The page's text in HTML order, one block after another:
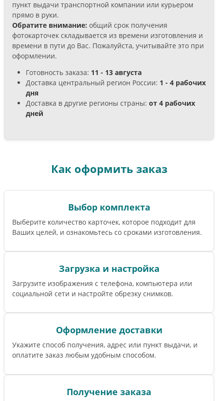
пункт выдачи транспортной компании или курьером
прямо в руки.
Обратите внимание: общий срок получения
фотокарточек складывается из времени изготовления и
времени в пути до Вас. Пожалуйста, учитывайте это при
оформлении.
Готовность заказа: 11 - 13 августа
Доставка центральный регион России: 1 - 4 рабочих
дня
Доставка в другие регионы страны: от 4 рабочих
дней
Как оформить заказ
Выбор комплекта
Выберите количество карточек, которое подходит для
Ваших целей, и ознакомьтесь со сроками изготовления.
Загрузка и настройка
Загрузите изображения с телефона, компьютера или
социальной сети и настройте обрезку снимков.
Оформление доставки
Укажите способ получения, адрес или пункт выдачи, и
оплатите заказ любым удобным способом.
Получение заказа